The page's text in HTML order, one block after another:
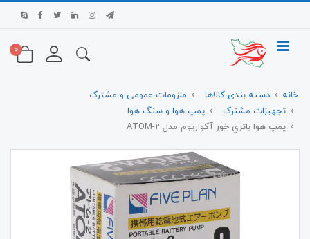
0
خانه دسته بندی کالاها
ملزومات عمومی و مشترک
تجهیزات مشترک
پمپ هوا و سنگ هوا
پمپ هوا باتري خور آکواریوم مدل ATOM-2